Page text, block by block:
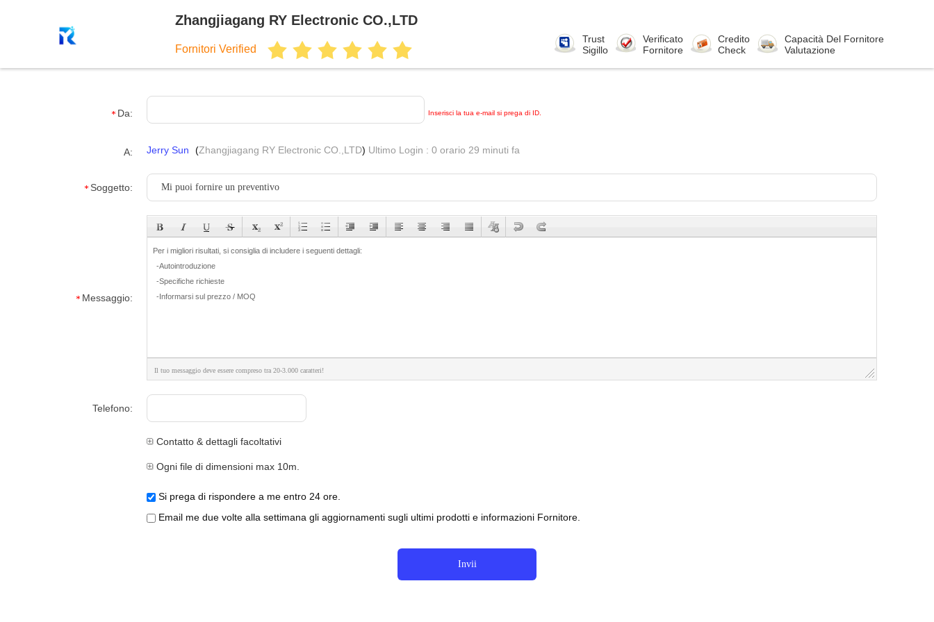
Zhangjiagang RY Electronic CO.,LTD
Fornitori Verified
Trust
Sigillo
Verificato
Fornitore
Credito
Check
Capacità Del Fornitore
Valutazione
Da: Inserisci la tua e-mail si prega di ID.
A: Jerry Sun (Zhangjiagang RY Electronic CO.,LTD) Ultimo Login : 0 orario 29 minuti fa
Soggetto:
Messaggio:
Il tuo messaggio deve essere compreso tra 20-3.000 caratteri!
Telefono:
Contatto & dettagli facoltativi
Ogni file di dimensioni max 10m.
Si prega di rispondere a me entro 24 ore.
Email me due volte alla settimana gli aggiornamenti sugli ultimi prodotti e informazioni Fornitore.